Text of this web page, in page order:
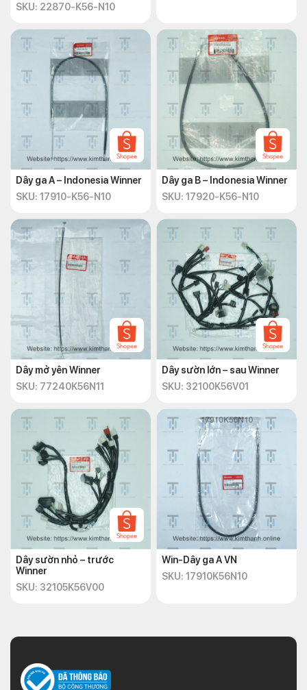
SKU: 22870-K56-N10
Dây ga A – Indonesia Winner
SKU: 17910-K56-N10
Dây ga B – Indonesia Winner
SKU: 17920-K56-N10
Dây mở yên Winner
SKU: 77240K56N11
Dây sườn lớn – sau Winner
SKU: 32100K56V01
Dây sườn nhỏ – trước
Winner
SKU: 32105K56V00
Win-Dây ga A VN
SKU: 17910K56N10